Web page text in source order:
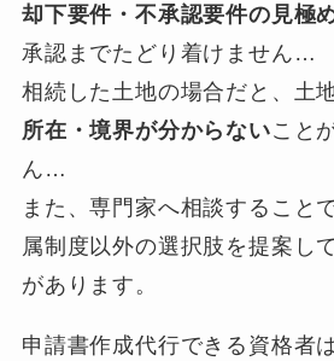
却下要件・不承認要件の見極
承認までたどり着けません…
相続した土地の場合だと、土
所在・境界が分からないこと
ん…
また、専門家へ相談すること
属制度以外の選択肢を提案し
があります。
申請書作成代行できる資格者